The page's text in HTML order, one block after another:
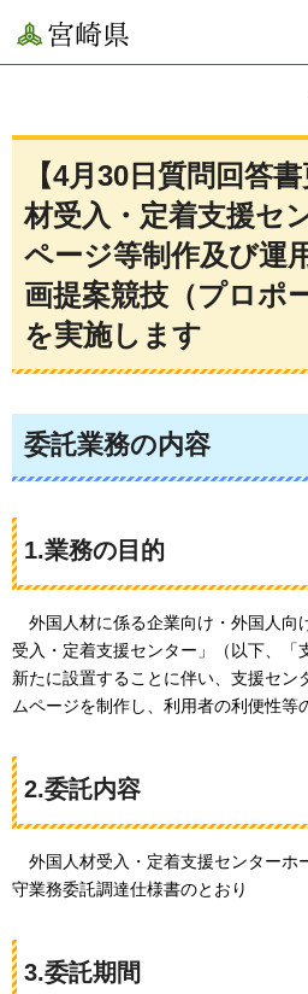
宮崎県
【4月30日質問回答
材受入・定着支援セ
ページ等制作及び運
画提案競技（プロポ
を実施します
委託業務の内容
1.業務の目的
外国人材に係る企業向け・外国人向
受入・定着支援センター」（以下、「
新たに設置することに伴い、支援セン
ムページを制作し、利用者の利便性等
2.委託内容
外国人材受入・定着支援センターホ
守業務委託調達仕様書のとおり
3.委託期間